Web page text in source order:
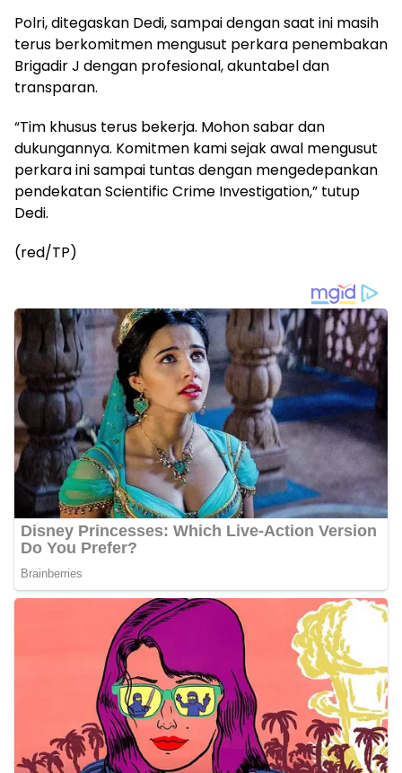
Polri, ditegaskan Dedi, sampai dengan saat ini masih
terus berkomitmen mengusut perkara penembakan
Brigadir J dengan profesional, akuntabel dan
transparan.
“Tim khusus terus bekerja. Mohon sabar dan
dukungannya. Komitmen kami sejak awal mengusut
perkara ini sampai tuntas dengan mengedepankan
pendekatan Scientific Crime Investigation,” tutup
Dedi.
(red/TP)